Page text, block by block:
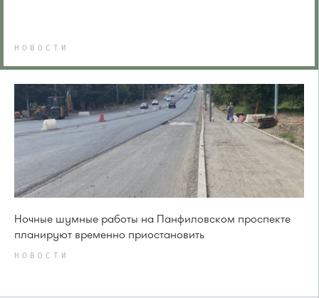
НОВОСТИ
Ночные шумные работы на Панфиловском проспекте
планируют временно приостановить
НОВОСТИ